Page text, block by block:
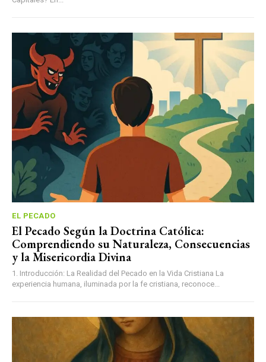
EL PECADO
El Pecado Según la Doctrina Católica:
Comprendiendo su Naturaleza, Consecuencias
y la Misericordia Divina
1. Introducción: La Realidad del Pecado en la Vida Cristiana La
experiencia humana, iluminada por la fe cristiana, reconoce...